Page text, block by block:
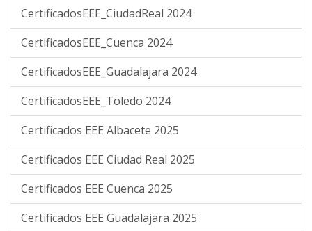
CertificadosEEE_CiudadReal 2024
CertificadosEEE_Cuenca 2024
CertificadosEEE_Guadalajara 2024
CertificadosEEE_Toledo 2024
Certificados EEE Albacete 2025
Certificados EEE Ciudad Real 2025
Certificados EEE Cuenca 2025
Certificados EEE Guadalajara 2025